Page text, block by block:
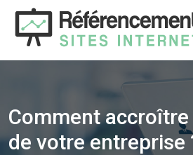
Comment
de votre entreprise